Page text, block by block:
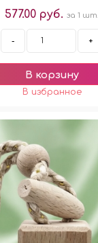
577.00 руб. за 1 шт.
- +